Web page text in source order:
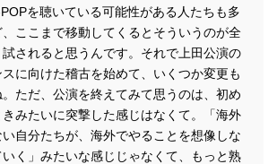
facebook
instagram
contact
を聴いている可能性がある人たちも多
ここまで移動してくるとそういうのが全
されると思うんです。それで上田公演の
に向けた稽古を始めて、いくつか変更も
ただ、公演を終えてみて思うのは、初め
みたいに突撃した感じはなくて。「海外
自分たちが、海外でやることを想像しな
く」みたいな感じじゃなくて、もっと熟